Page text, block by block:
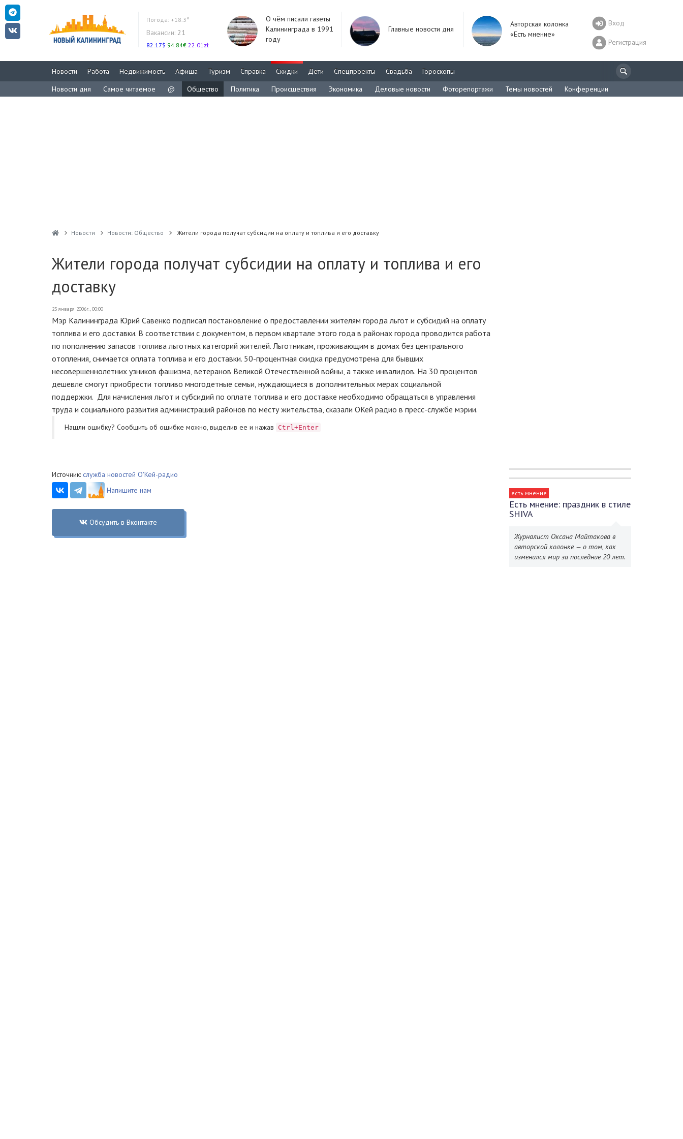
Погода: +18.3°
Вакансии: 21
82.17$ 94.84€ 22.01zł
О чём писали газеты
Калининграда в 1991
году
Главные новости дня
Авторская колонка
«Есть мнение»
Вход
Регистрация
Новости Работа Недвижимость Афиша Туризм Справка Скидки Дети Спецпроекты Свадьба
Гороскопы
Новости дня
Самое читаемое @ Общество Политика Происшествия Экономика Деловые новости Фоторепортажи Темы новостей Конференции
Новости Новости: Общество Жители города получат субсидии на оплату и топлива и его доставку
Жители города получат субсидии на оплату и топлива и его
доставку
25 января 2006г., 00:00
Мэр Калининграда Юрий Савенко подписал постановление о предоставлении жителям города льгот и субсидий на оплату
топлива и его доставки. В соответствии с документом, в первом квартале этого года в районах города проводится работа
по пополнению запасов топлива льготных категорий жителей. Льготникам, проживающим в домах без центрального
отопления, снимается оплата топлива и его доставки. 50-процентная скидка предусмотрена для бывших
несовершеннолетних узников фашизма, ветеранов Великой Отечественной войны, а также инвалидов. На 30 процентов
дешевле смогут приобрести топливо многодетные семьи, нуждающиеся в дополнительных мерах социальной
поддержки. Для начисления льгот и субсидий по оплате топлива и его доставке необходимо обращаться в управления
труда и социального развития администраций районов по месту жительства, сказали ОКей радио в пресс-службе мэрии.
Нашли ошибку? Cообщить об ошибке можно, выделив ее и нажав Ctrl+Enter
Источник: служба новостей О'Кей-радио
Напишите нам
Обсудить в Вконтакте
есть мнение
Есть мнение: праздник в стиле
SHIVA
Журналист Оксана Майтакова в
авторской колонке — о том, как
изменился мир за последние 20 лет.